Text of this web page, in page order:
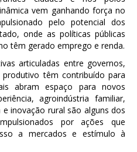
vem ganhando força no
pelo potencial dos
onde as políticas públicas
têm gerado emprego e renda.
articuladas entre governos,
têm contribuído para
abram espaço para novos
agroindústria familiar,
inovação rural são alguns dos
por ações que
a mercados e estímulo à